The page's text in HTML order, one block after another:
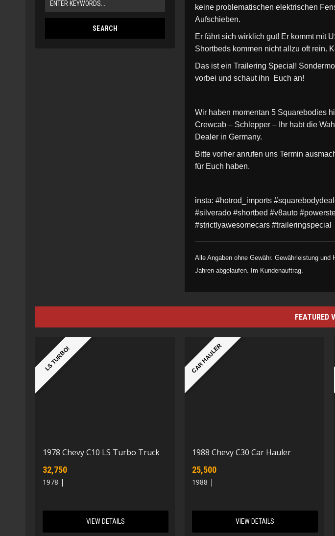
keine problematischen elektrischen
Aufschieben.
Er fährt sich wirklich gut! Er kommt mit
Shortbeds kommen nicht allzu oft rein.
Das ist ein Trailering Special!
vorbei und schaut ihn Euch an!
Wir haben momentan 5 Squarebodies
Crewcab – Schlepper – Ihr habt die
Dealer in Germany.
Bitte vorher anrufen uns Termin
für Euch haben.
insta: #hotrod_imports
#silverado #shortbed #v8auto
#strictlyawesomecars #traileringspecial
Alle Angaben ohne Gewähr. Gewährleistung
Jahren abgelaufen. Im Kundenauftrag.
FEATURED
LS TURBO!
1978 Chevy C10 LS Turbo Truck
32,750
1978 |
VIEW DETAILS
CAR HAULER
1988 Chevy C30 Car Hauler
25,500
1988 |
VIEW DETAILS